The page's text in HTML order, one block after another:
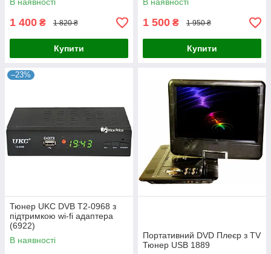
1 400 ₴ 1 820 ₴
Купити
1 500 ₴ 1 950 ₴
Купити
–23%
Тюнер UKC DVB T2-0968 з
підтримкою wi-fi адаптера
(6922)
В наявності
Портативний DVD Плеєр з TV
Тюнер USB 1889